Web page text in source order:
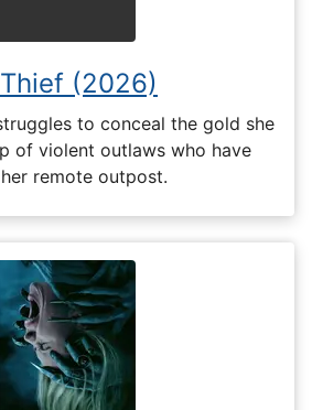
(2026)
to conceal the gold she
of violent outlaws who have
remote outpost.